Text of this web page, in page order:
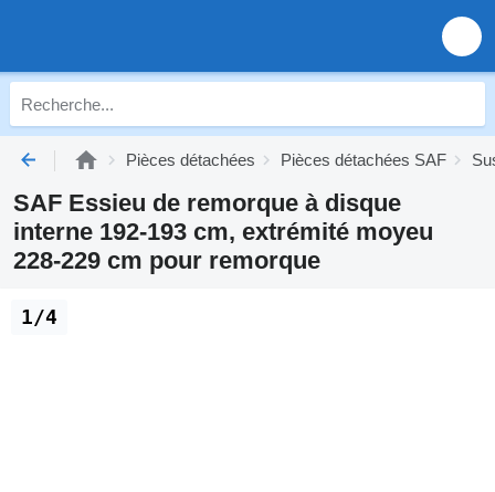
Pièces détachées Pièces détachées SAF
SAF Essieu de remorque à disque
interne 192-193 cm, extrémité moyeu
228-229 cm pour remorque
1/4